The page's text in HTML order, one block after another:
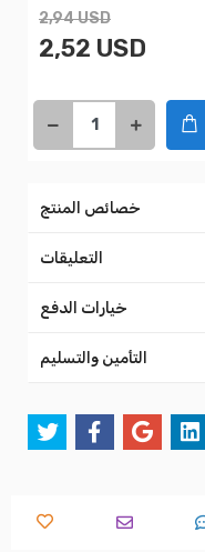
2,94 USD
2,52 USD
خصائص المنتج
التعليقات
خيارات الدفع
التأمين والتسليم